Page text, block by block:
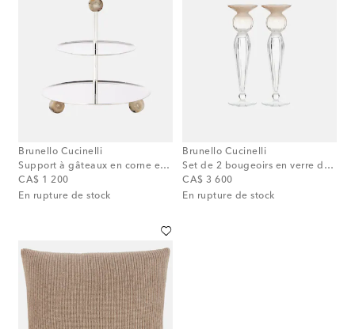
Brunello Cucinelli
Support à gâteaux en corne et acier
CA$ 1 200
original price
En rupture de stock
Brunello Cucinelli
Set de 2 bougeoirs en verre de Murano
CA$ 3 600
original price
En rupture de stock